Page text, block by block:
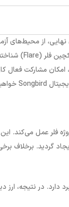
از محیط‌های
فلر (Flare)
، امکان مشارکت فعال
فلر عمل می‌کند.
ایجاد گردید. برخلاف
دارد. در نتیجه، ارز